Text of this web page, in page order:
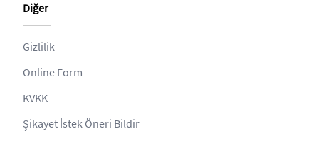
Diğer
Gizlilik
Online Form
KVKK
Şikayet İstek Öneri Bildir